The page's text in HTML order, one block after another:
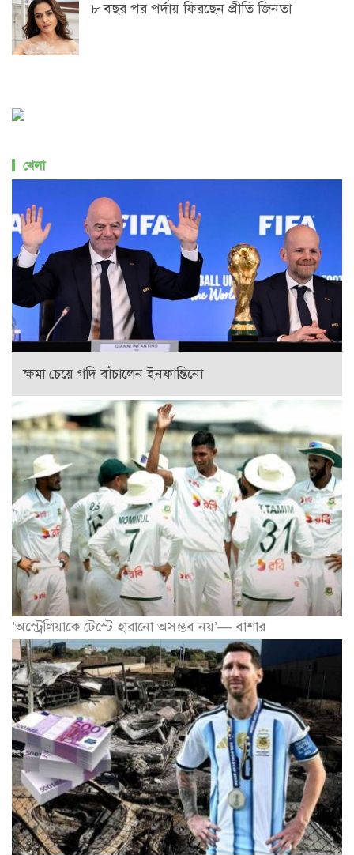
৮ বছর পর পর্দায় ফিরছেন প্রীতি জিনতা
খেলা
ক্ষমা চেয়ে গদি বাঁচালেন ইনফান্তিনো
‘অস্ট্রেলিয়াকে টেস্টে হারানো অসম্ভব নয়’— বাশার